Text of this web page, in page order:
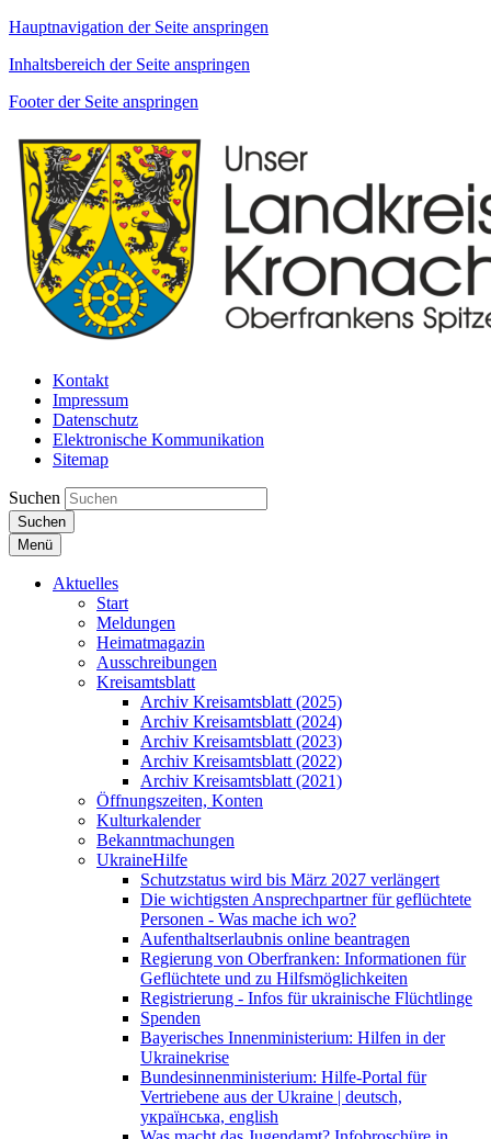
Hauptnavigation der Seite anspringen
Inhaltsbereich der Seite anspringen
Footer der Seite anspringen
Kontakt
Impressum
Datenschutz
Elektronische Kommunikation
Sitemap
Suchen
Suchen
Menü
Aktuelles
Start
Meldungen
Heimatmagazin
Ausschreibungen
Kreisamtsblatt
Archiv Kreisamtsblatt (2025)
Archiv Kreisamtsblatt (2024)
Archiv Kreisamtsblatt (2023)
Archiv Kreisamtsblatt (2022)
Archiv Kreisamtsblatt (2021)
Öffnungszeiten, Konten
Kulturkalender
Bekanntmachungen
UkraineHilfe
Schutzstatus wird bis März 2027 verlängert
Die wichtigsten Ansprechpartner für geflüchtete
Personen - Was mache ich wo?
Aufenthaltserlaubnis online beantragen
Regierung von Oberfranken: Informationen für
Geflüchtete und zu Hilfsmöglichkeiten
Registrierung - Infos für ukrainische Flüchtlinge
Spenden
Bayerisches Innenministerium: Hilfen in der
Ukrainekrise
Bundesinnenministerium: Hilfe-Portal für
Vertriebene aus der Ukraine | deutsch,
українська, english